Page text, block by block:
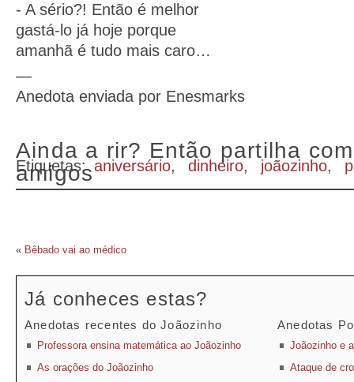
- A sério?! Então é melhor
gastá-lo já hoje porque
amanhã é tudo mais caro…
—
Anedota enviada por Enesmarks
Ainda a rir? Então partilha
amigos
Etiquetas: aniversário, dinheiro, joãozinho,
« Bêbado vai ao médico
Já conheces estas?
Anedotas recentes do Joãozinho
Professora ensina matemática ao Joãozinho
As orações do Joãozinho
Anedotas
Joãozinho e
Ataque de